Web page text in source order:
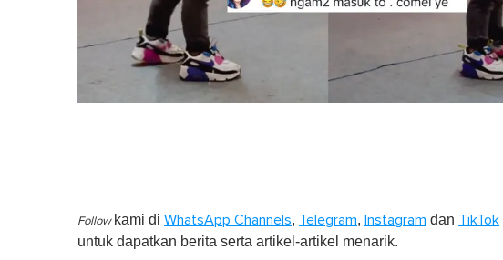
Follow kami di WhatsApp Channels, Telegram, Instagram dan TikTok
untuk dapatkan berita serta artikel-artikel menarik.